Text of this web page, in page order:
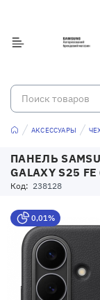
АКСЕССУАРЫ
ПАНЕЛЬ
GALAXY S25
Код: 238128
0,01%